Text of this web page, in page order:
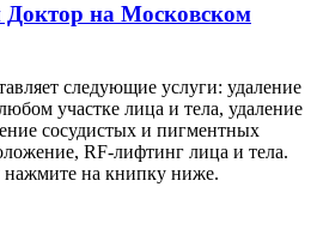
Доктор на Московском
следующие услуги: удаление
участке лица и тела, удаление
сосудистых и пигментных
RF-лифтинг лица и тела.
нажмите на книпку ниже.